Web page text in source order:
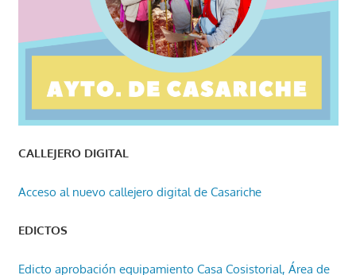
CALLEJERO DIGITAL
Acceso al nuevo callejero digital de Casariche
EDICTOS
Edicto aprobación equipamiento Casa Cosistorial, Área de